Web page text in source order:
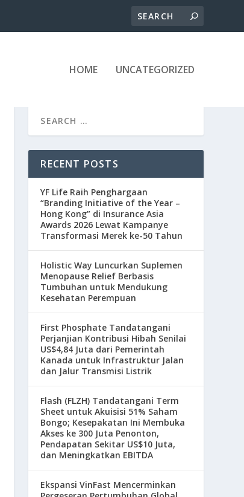
HOME UNCATEGORIZED
RECENT POSTS
YF Life Raih Penghargaan
“Branding Initiative of the Year –
Hong Kong” di Insurance Asia
Awards 2026 Lewat Kampanye
Transformasi Merek ke-50 Tahun
Holistic Way Luncurkan Suplemen
Menopause Relief Berbasis
Tumbuhan untuk Mendukung
Kesehatan Perempuan
First Phosphate Tandatangani
Perjanjian Kontribusi Hibah Senilai
US$4,84 Juta dari Pemerintah
Kanada untuk Infrastruktur Jalan
dan Jalur Transmisi Listrik
Flash (FLZH) Tandatangani Term
Sheet untuk Akuisisi 51% Saham
Bongo; Kesepakatan Ini Membuka
Akses ke 300 Juta Penonton,
Pendapatan Sekitar US$10 Juta,
dan Meningkatkan EBITDA
Ekspansi VinFast Mencerminkan